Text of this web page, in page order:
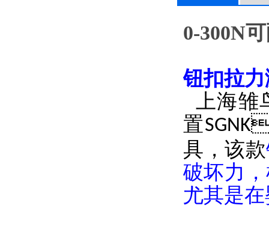
0-300N
钮扣拉
上海
置SGNK
具，该款
破坏力
尤其是在